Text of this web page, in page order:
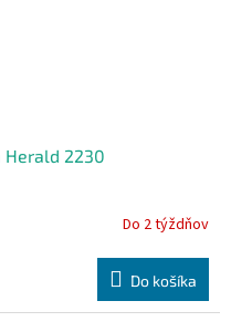
Herald 2230
Do 2 týždňov
Do košíka